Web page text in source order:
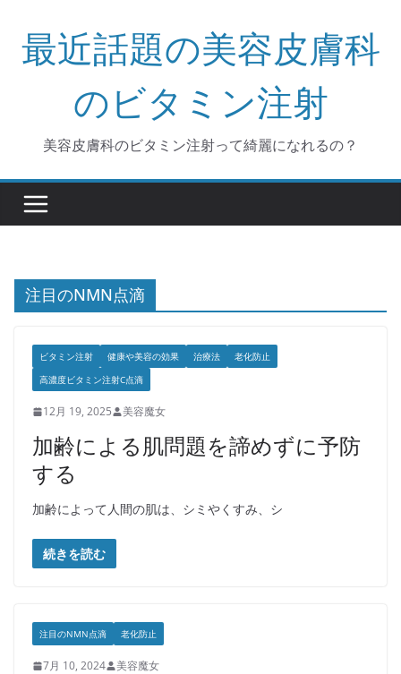
キ
最近話題の美容皮膚科
のビタミン注射
美容皮膚科のビタミン注射って綺麗になれるの？
注目のNMN点滴
ビタミン注射 健康や美容の効果 治療法
老化防止
高濃度ビタミン注射C点滴
12月 19, 2025 美容魔女
加齢による肌問題を諦めずに予防
する
加齢によって人間の肌は、シミやくすみ、シ
続きを読む
注目のNMN点滴 老化防止
7月 10, 2024 美容魔女